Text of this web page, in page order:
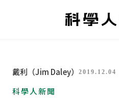
戴利（Jim Daley） 2019.12.04
科學人新聞